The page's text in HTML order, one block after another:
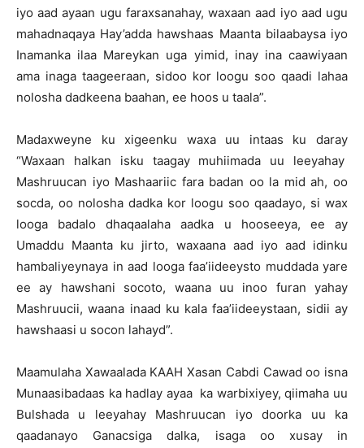
iyo aad ayaan ugu faraxsanahay, waxaan aad iyo aad ugu
mahadnaqaya Hay’adda hawshaas Maanta bilaabaysa iyo
Inamanka ilaa Mareykan uga yimid, inay ina caawiyaan
ama inaga taageeraan, sidoo kor loogu soo qaadi lahaa
nolosha dadkeena baahan, ee hoos u taala”.
Madaxweyne ku xigeenku waxa uu intaas ku daray
“Waxaan halkan isku taagay muhiimada uu leeyahay
Mashruucan iyo Mashaariic fara badan oo la mid ah, oo
socda, oo nolosha dadka kor loogu soo qaadayo, si wax
looga badalo dhaqaalaha aadka u hooseeya, ee ay
Umaddu Maanta ku jirto, waxaana aad iyo aad idinku
hambaliyeynaya in aad looga faa’iideeysto muddada yare
ee ay hawshani socoto, waana uu inoo furan yahay
Mashruucii, waana inaad ku kala faa’iideeystaan, sidii ay
hawshaasi u socon lahayd”.
Maamulaha Xawaalada KAAH Xasan Cabdi Cawad oo isna
Munaasibadaas ka hadlay ayaa ka warbixiyey, qiimaha uu
Bulshada u leeyahay Mashruucan iyo doorka uu ka
qaadanayo Ganacsiga dalka, isaga oo xusay in